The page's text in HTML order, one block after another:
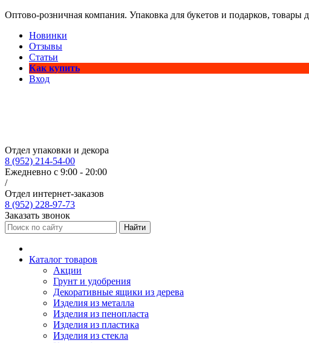
Оптово-розничная компания. Упаковка для букетов и подарков,
Новинки
Отзывы
Статьи
Как купить
Вход
Отдел упаковки и декора
8 (952) 214-54-00
Ежедневно с 9:00 - 20:00
/
Отдел интернет-заказов
8 (952) 228-97-73
Заказать звонок
Найти
Каталог товаров
Акции
Грунт и удобрения
Декоративные ящики из дерева
Изделия из металла
Изделия из пенопласта
Изделия из пластика
Изделия из стекла